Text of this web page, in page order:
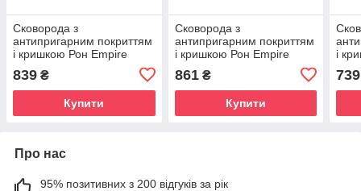
Сковорода з
антипригарним покриттям
і кришкою Рон Empire
839 ₴
Купити
Сковорода з
антипригарним покриттям
і кришкою Рон Empire
861₴
Купити
і
739
Про нас
95% позитивних з 200 відгуків за рік